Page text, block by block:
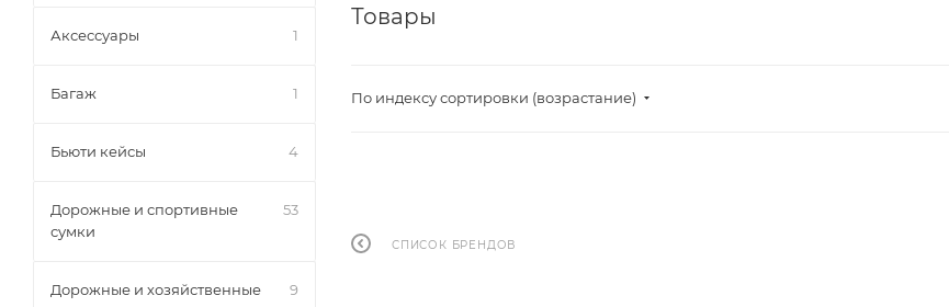
Товары
По индексу сортировки (возрастание)
СПИСОК БРЕНДОВ
Аксессуары 1
Багаж 1
Бьюти кейсы 4
Дорожные и спортивные
сумки
53
Дорожные и хозяйственные
9